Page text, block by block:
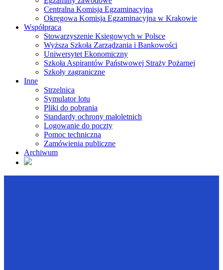
Centralna Komisja Egzaminacyjna
Okręgowa Komisja Egzaminacyjna w Krakowie
Współpraca
Stowarzyszenie Księgowych w Polsce
Wyższa Szkoła Zarządzania i Bankowości
Uniwersytet Ekonomiczny
Szkoła Aspirantów Państwowej Straży Pożarnej
Szkoły zagraniczne
Inne
Strzelnica
Symulator lotu
Pliki do pobrania
Standardy ochrony małoletnich
Logowanie do poczty
Pomoc techniczna
Zamówienia publiczne
Archiwum